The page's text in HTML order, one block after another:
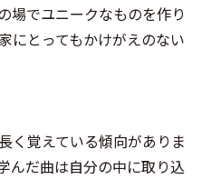
場でユニークなものを作り
家にとってもかけがえのない
く覚えている傾向がありま
んだ曲は自分の中に取り込